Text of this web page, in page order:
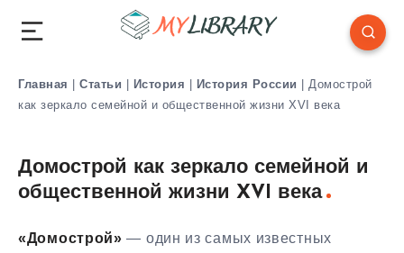
Главная | Статьи | История | История России | Домострой
как зеркало семейной и общественной жизни XVI века
Домострой как зеркало семейной и
общественной жизни XVI века
«Домострой» — один из самых известных